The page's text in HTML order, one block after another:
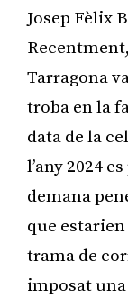
Josep Fèlix
Tarragona
troba en la
data de la
l’any 2024
demana
que
trama de
imposat una